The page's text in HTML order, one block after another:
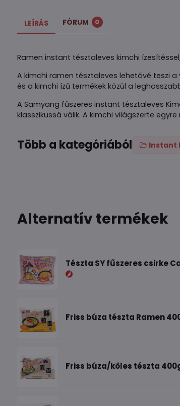
LEÍRÁS FÓRUM 0
Ramen instant tésztaleves kimchi
A kimchi ramen tésztaleves lehetővé teszi
és a kimchi ízű termékek közül a
A Samyang fűszeres instant tésztaleves
klasszikussá válik. A kimchi világszerte
Több a kategóriából Instant
Alternatív termékek
Tészta SY fűszeres csirke
Friss búza tészta Ramen
Friss búza/köles tészta